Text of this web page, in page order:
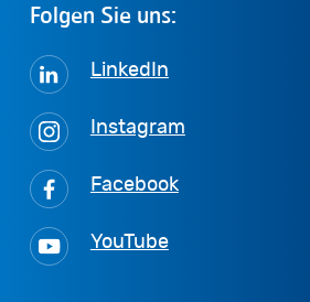
Folgen Sie uns:
LinkedIn
Instagram
Facebook
YouTube